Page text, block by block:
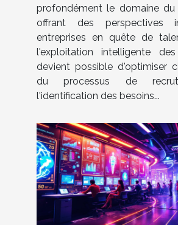
?
profondément le domaine du
offrant des perspectives
entreprises en quête de
l'exploitation intelligente
devient possible d'optimiser
du processus de
l'identification des besoins...